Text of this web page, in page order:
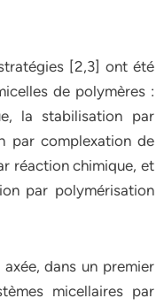
[2,3] ont été
de polymères :
la stabilisation par
par complexation de
réaction chimique, et
par polymérisation
dans un premier
micellaires par